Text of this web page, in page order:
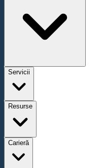
Servicii
Resurse
Carieră